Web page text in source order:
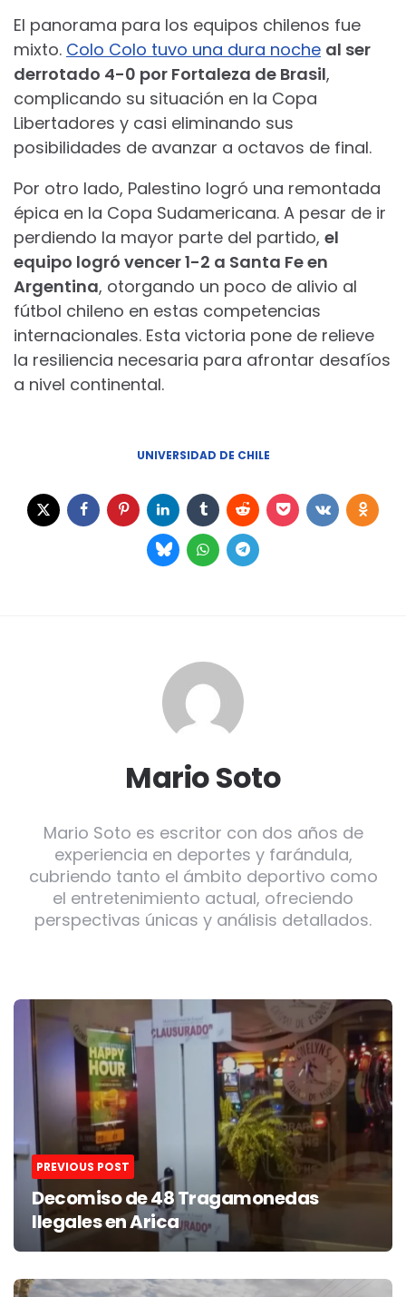
El panorama para los equipos chilenos fue
mixto. Colo Colo tuvo una dura noche al ser
derrotado 4-0 por Fortaleza de Brasil,
complicando su situación en la Copa
Libertadores y casi eliminando sus
posibilidades de avanzar a octavos de final.
Por otro lado, Palestino logró una remontada
épica en la Copa Sudamericana. A pesar de ir
perdiendo la mayor parte del partido, el
equipo logró vencer 1-2 a Santa Fe en
Argentina, otorgando un poco de alivio al
fútbol chileno en estas competencias
internacionales. Esta victoria pone de relieve
la resiliencia necesaria para afrontar desafíos
a nivel continental.
UNIVERSIDAD DE CHILE
Mario Soto
Mario Soto es escritor con dos años de
experiencia en deportes y farándula,
cubriendo tanto el ámbito deportivo como
el entretenimiento actual, ofreciendo
perspectivas únicas y análisis detallados.
Post
navigation
PREVIOUS POST
Decomiso de 48 Tragamonedas
Ilegales en Arica